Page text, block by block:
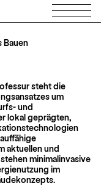
Bauen
steht die
um
und
lokal geprägten,
aktuellen und
minimalinvasive
im